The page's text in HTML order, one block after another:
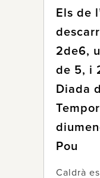
Els de
2de6,
de 5, i
Diada
Pou
Caldrà